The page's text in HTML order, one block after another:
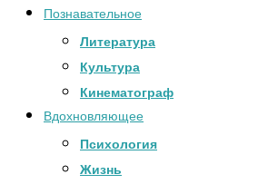
Познавательное
Литература
Культура
Кинематограф
Вдохновляющее
Психология
Жизнь